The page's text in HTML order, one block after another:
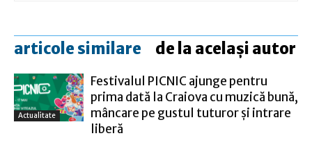
articole similare de la același autor
Actualitate
Festivalul PICNIC ajunge pentru
prima dată la Craiova cu muzică bună,
mâncare pe gustul tuturor și intrare
liberă